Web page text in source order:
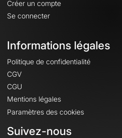
Créer un compte
Se connecter
Informations légales
Politique de confidentialité
CGV
CGU
Mentions légales
Paramètres des cookies
Suivez-nous